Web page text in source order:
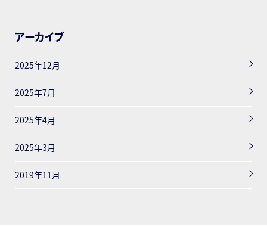
アーカイブ
2025年12月
2025年7月
2025年4月
2025年3月
2019年11月